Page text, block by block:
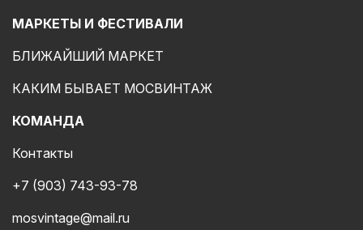
МАРКЕТЫ И ФЕСТИВАЛИ
БЛИЖАЙШИЙ МАРКЕТ
КАКИМ БЫВАЕТ МОСВИНТАЖ
КОМАНДА
Контакты
+7 (903) 743-93-78
mosvintage@mail.ru